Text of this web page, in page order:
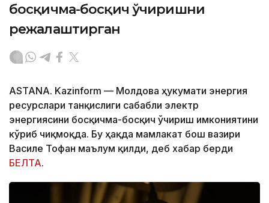
босқичма-босқич ўчиришни
режалаштирган
ASTANA. Kazinform — Молдова ҳукумати энергия
ресурслари танқислиги сабабли электр
энергиясини босқичма-босқич ўчириш имкониятини
кўриб чиқмоқда. Бу ҳақда мамлакат бош вазири
Василе Тофан маълум қилди, деб хабар берди
БЕЛТА.